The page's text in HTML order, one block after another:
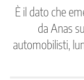
È il dato che
da Anas
automobilisti,